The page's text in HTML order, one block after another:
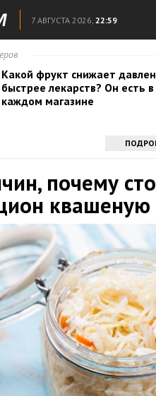
7 АВГУСТА 2026, 22:59
Какой фрукт снижает
быстрее лекарств? Он есть в
каждом магазине
почему
квашеную